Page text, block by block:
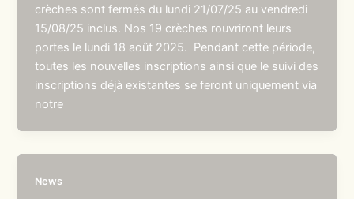
crèches sont fermés du lundi 21/07/25 au vendredi
15/08/25 inclus. Nos 19 crèches rouvriront leurs
portes le lundi 18 août 2025. Pendant cette période,
toutes les nouvelles inscriptions ainsi que le suivi des
inscriptions déjà existantes se feront uniquement via
notre
News